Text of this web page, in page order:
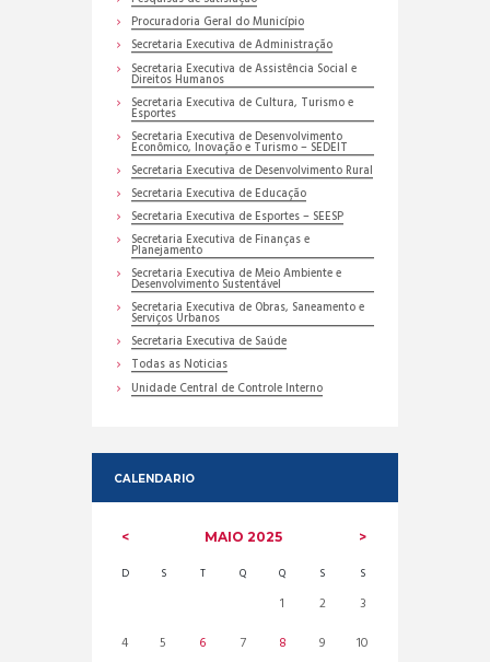
Procuradoria Geral do Município
Secretaria Executiva de Administração
Secretaria Executiva de Assistência Social e
Direitos Humanos
Secretaria Executiva de Cultura, Turismo e
Esportes
Secretaria Executiva de Desenvolvimento
Econômico, Inovação e Turismo – SEDEIT
Secretaria Executiva de Desenvolvimento Rural
Secretaria Executiva de Educação
Secretaria Executiva de Esportes – SEESP
Secretaria Executiva de Finanças e
Planejamento
Secretaria Executiva de Meio Ambiente e
Desenvolvimento Sustentável
Secretaria Executiva de Obras, Saneamento e
Serviços Urbanos
Secretaria Executiva de Saúde
Todas as Noticias
Unidade Central de Controle Interno
CALENDARIO
MAIO2025
D S T Q Q S S
1 2
3
4
5 6 7 8 9 10